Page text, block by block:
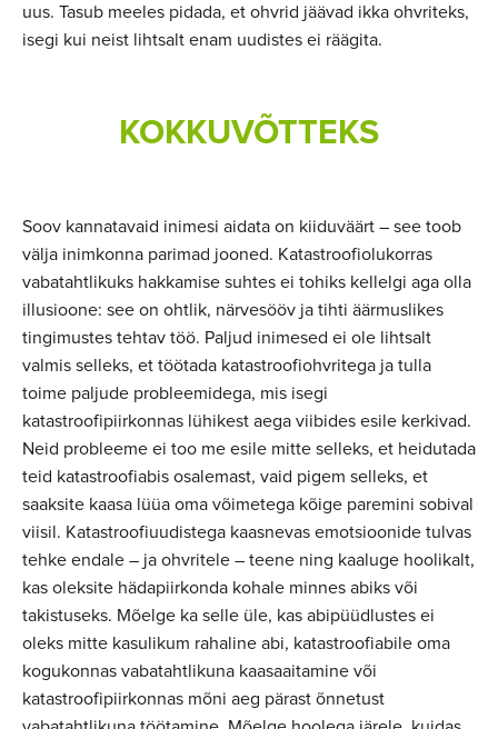
uus. Tasub meeles pidada, et ohvrid jäävad ikka ohvriteks,
isegi kui neist lihtsalt enam uudistes ei räägita.
KOKKUVÕTTEKS
Soov kannatavaid inimesi aidata on kiiduväärt – see toob
välja inimkonna parimad jooned. Katastroofiolukorras
vabatahtlikuks hakkamise suhtes ei tohiks kellelgi aga olla
illusioone: see on ohtlik, närvesööv ja tihti äärmuslikes
tingimustes tehtav töö. Paljud inimesed ei ole lihtsalt
valmis selleks, et töötada katastroofiohvritega ja tulla
toime paljude probleemidega, mis isegi
katastroofipiirkonnas lühikest aega viibides esile kerkivad.
Neid probleeme ei too me esile mitte selleks, et heidutada
teid katastroofiabis osalemast, vaid pigem selleks, et
saaksite kaasa lüüa oma võimetega kõige paremini sobival
viisil. Katastroofiuudistega kaasnevas emotsioonide tulvas
tehke endale – ja ohvritele – teene ning kaaluge hoolikalt,
kas oleksite hädapiirkonda kohale minnes abiks või
takistuseks. Mõelge ka selle üle, kas abipüüdlustes ei
oleks mitte kasulikum rahaline abi, katastroofiabile oma
kogukonnas vabatahtlikuna kaasaaitamine või
katastroofipiirkonnas mõni aeg pärast õnnetust